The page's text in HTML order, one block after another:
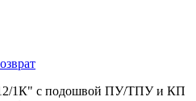
1К" с подошвой ПУ/ТПУ и КП